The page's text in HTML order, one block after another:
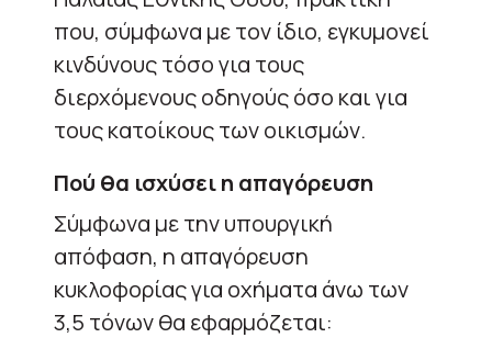
που, σύμφωνα με τον ίδιο, εγκυμονεί
κινδύνους τόσο για τους
διερχόμενους οδηγούς όσο και για
τους κατοίκους των οικισμών.
Πού θα ισχύσει η απαγόρευση
Σύμφωνα με την υπουργική
απόφαση, η απαγόρευση
κυκλοφορίας για οχήματα άνω των
3,5 τόνων θα εφαρμόζεται: